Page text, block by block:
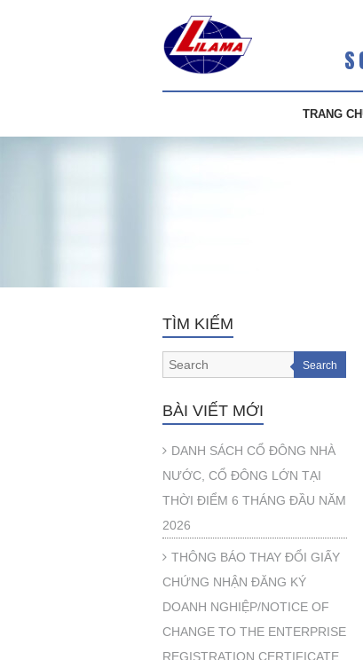
TRANG
TÌM KIẾM
Search
BÀI VIẾT MỚI
DANH SÁCH CỔ ĐÔNG NHÀ
NƯỚC, CỔ ĐÔNG LỚN TẠI
THỜI ĐIỂM 6 THÁNG ĐẦU NĂM
2026
THÔNG BÁO THAY ĐỔI GIẤY
CHỨNG NHẬN ĐĂNG KÝ
DOANH NGHIỆP/NOTICE OF
CHANGE TO THE ENTERPRISE
REGISTRATION CERTIFICATE